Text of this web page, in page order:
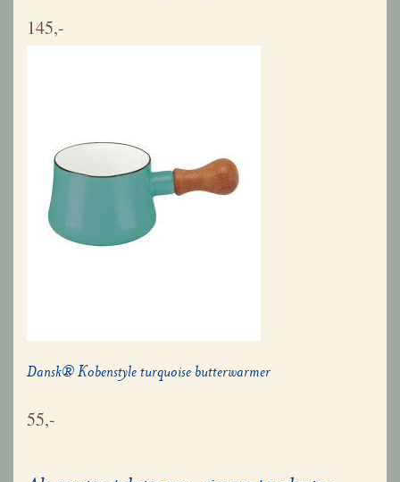
145,-
Dansk® Kobenstyle turquoise butterwarmer
55,-